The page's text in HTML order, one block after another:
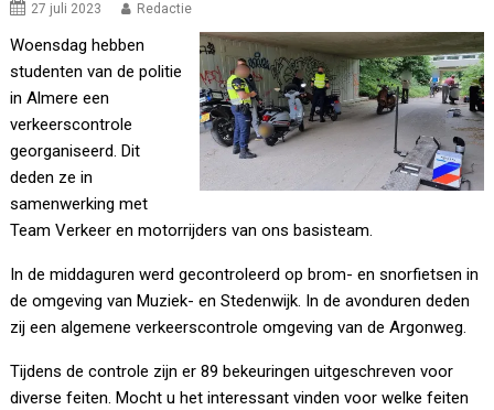
27 juli 2023 Redactie
Woensdag hebben
studenten van de politie
in Almere een
verkeerscontrole
georganiseerd. Dit
deden ze in
samenwerking met
Team Verkeer en motorrijders van ons basisteam.
In de middaguren werd gecontroleerd op brom- en snorfietsen in
de omgeving van Muziek- en Stedenwijk. In de avonduren deden
zij een algemene verkeerscontrole omgeving van de Argonweg.
Tijdens de controle zijn er 89 bekeuringen uitgeschreven voor
diverse feiten. Mocht u het interessant vinden voor welke feiten